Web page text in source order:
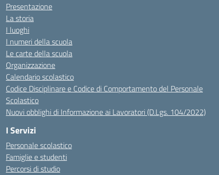
Presentazione
La storia
I luoghi
I numeri della scuola
Le carte della scuola
Organizzazione
Calendario scolastico
Codice Disciplinare e Codice di Comportamento del Personale
Scolastico
Nuovi obblighi di Informazione ai Lavoratori (D.Lgs. 104/2022)
I Servizi
Personale scolastico
Famiglie e studenti
Percorsi di studio